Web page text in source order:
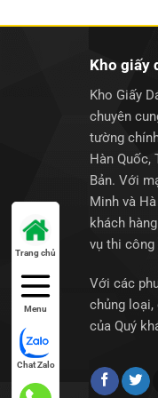
Kho giấy
Kho Giấy
chuyên
tường
Hàn Quốc,
Bản. Với
Minh và
khách
vụ thi công
Với các
chủng loại,
của Quý
Trang chủ
Menu
Chat Zalo